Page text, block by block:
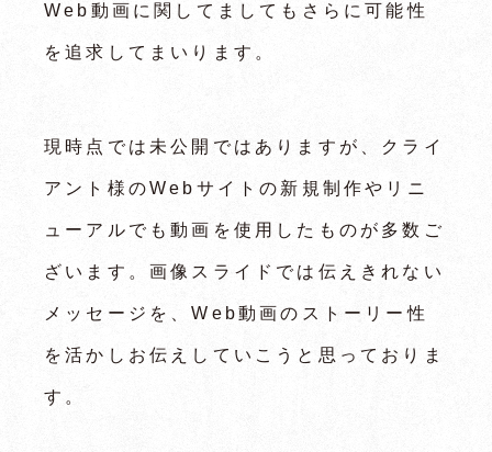
Web動画に関してましてもさらに可能性
を追求してまいります。
現時点では未公開ではありますが、クライ
アント様のWebサイトの新規制作やリニ
ューアルでも動画を使用したものが多数ご
ざいます。画像スライドでは伝えきれない
メッセージを、Web動画のストーリー性
を活かしお伝えしていこうと思っておりま
す。